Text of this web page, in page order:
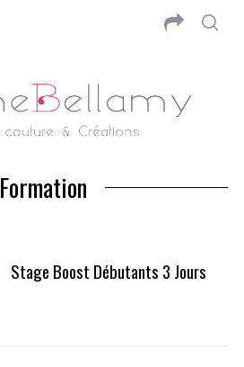
Formation
Stage Boost Débutants 3 Jours